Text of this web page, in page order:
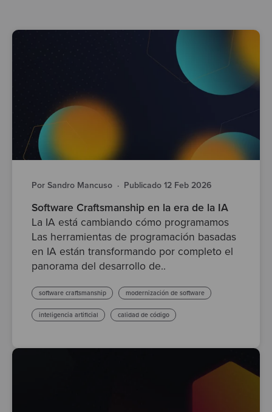
Por Sandro Mancuso · Publicado 12 Feb 2026
Software Craftsmanship en la era de la IA
La IA está cambiando cómo programamos
Las herramientas de programación basadas
en IA están transformando por completo el
panorama del desarrollo de..
software craftsmanship modernización de software
inteligencia artificial calidad de código